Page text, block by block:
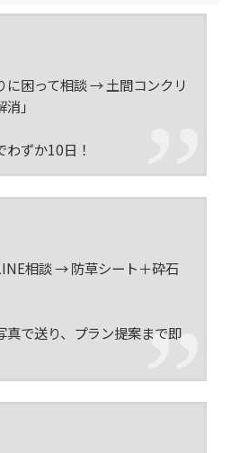
に困って相談 → 土間コンクリ
」
ずか10日！
相談 → 防草シート＋砕石
真で送り、プラン提案まで即